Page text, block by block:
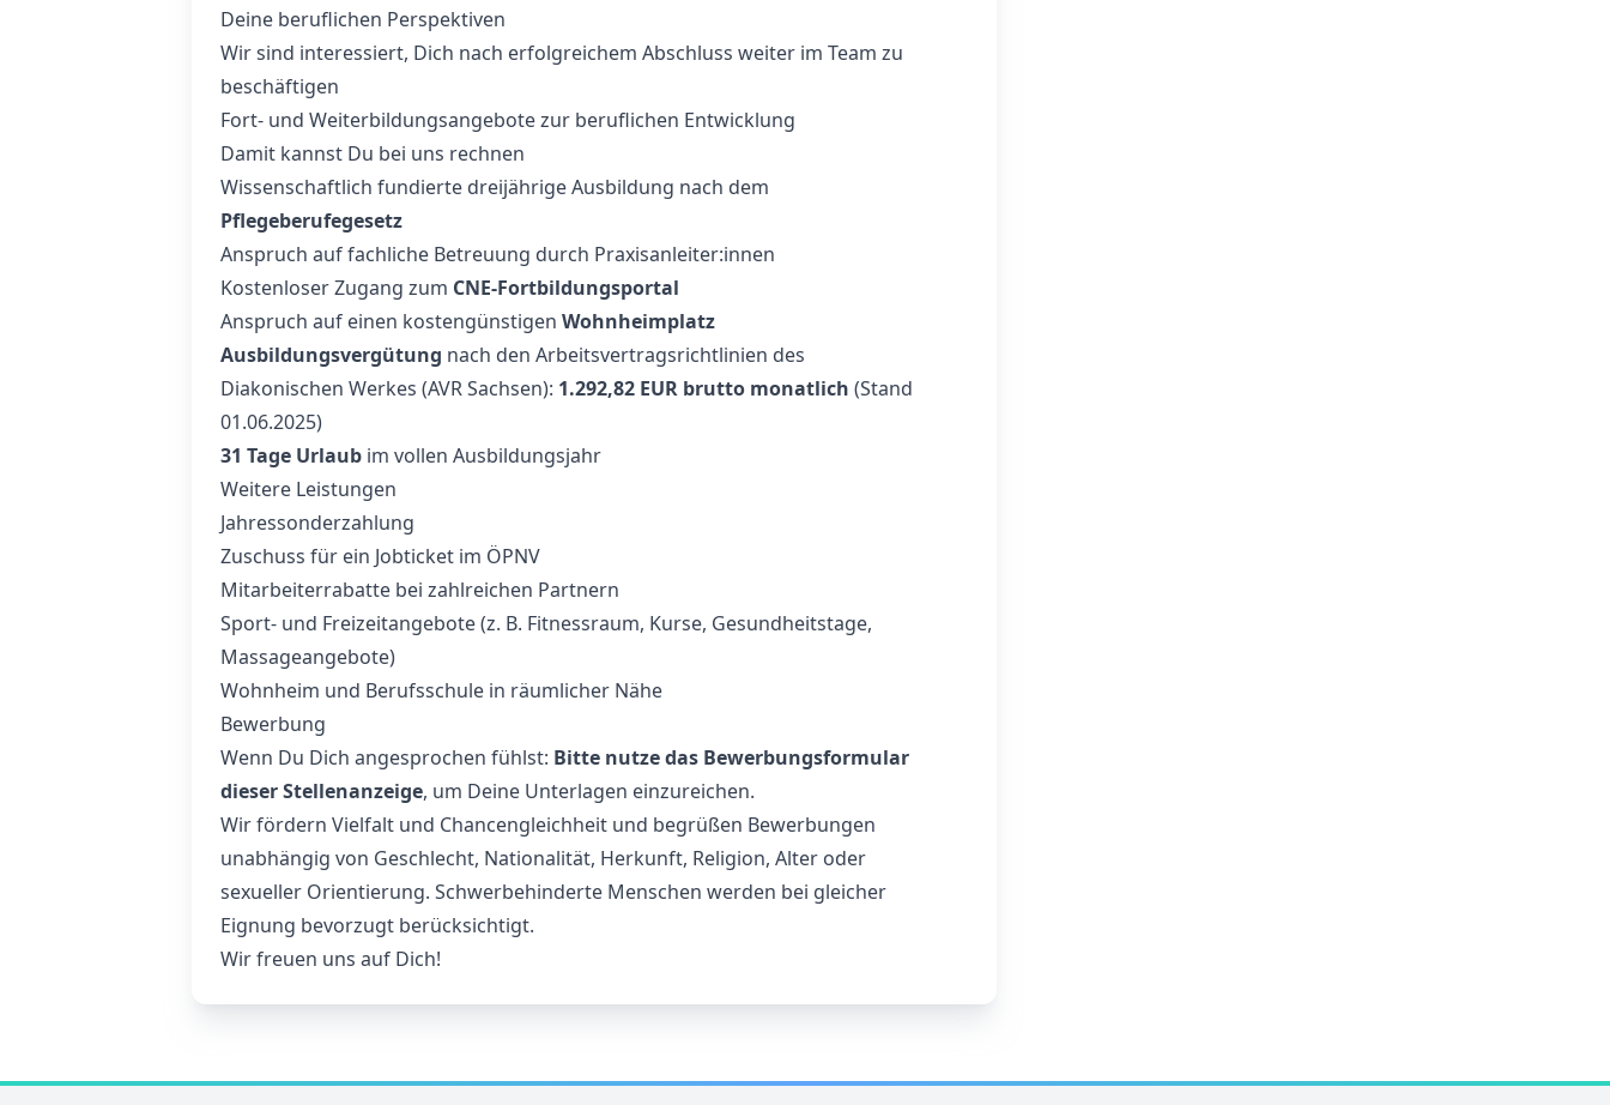
Deine beruflichen Perspektiven
Wir sind interessiert, Dich nach erfolgreichem Abschluss weiter im Team zu
beschäftigen
Fort- und Weiterbildungsangebote zur beruflichen Entwicklung
Damit kannst Du bei uns rechnen
Wissenschaftlich fundierte dreijährige Ausbildung nach dem
Pflegeberufegesetz
Anspruch auf fachliche Betreuung durch Praxisanleiter:innen
Kostenloser Zugang zum CNE-Fortbildungsportal
Anspruch auf einen kostengünstigen Wohnheimplatz
Ausbildungsvergütung nach den Arbeitsvertragsrichtlinien des
Diakonischen Werkes (AVR Sachsen): 1.292,82 EUR brutto monatlich (Stand
01.06.2025)
31 Tage Urlaub im vollen Ausbildungsjahr
Weitere Leistungen
Jahressonderzahlung
Zuschuss für ein Jobticket im ÖPNV
Mitarbeiterrabatte bei zahlreichen Partnern
Sport- und Freizeitangebote (z. B. Fitnessraum, Kurse, Gesundheitstage,
Massageangebote)
Wohnheim und Berufsschule in räumlicher Nähe
Bewerbung
Wenn Du Dich angesprochen fühlst: Bitte nutze das Bewerbungsformular
dieser Stellenanzeige, um Deine Unterlagen einzureichen.
Wir fördern Vielfalt und Chancengleichheit und begrüßen Bewerbungen
unabhängig von Geschlecht, Nationalität, Herkunft, Religion, Alter oder
sexueller Orientierung. Schwerbehinderte Menschen werden bei gleicher
Eignung bevorzugt berücksichtigt.
Wir freuen uns auf Dich!